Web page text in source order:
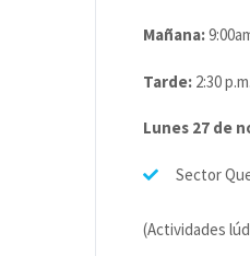
Mañana:
Tarde: 2:30
Lunes 27 de
Sector
(Actividades